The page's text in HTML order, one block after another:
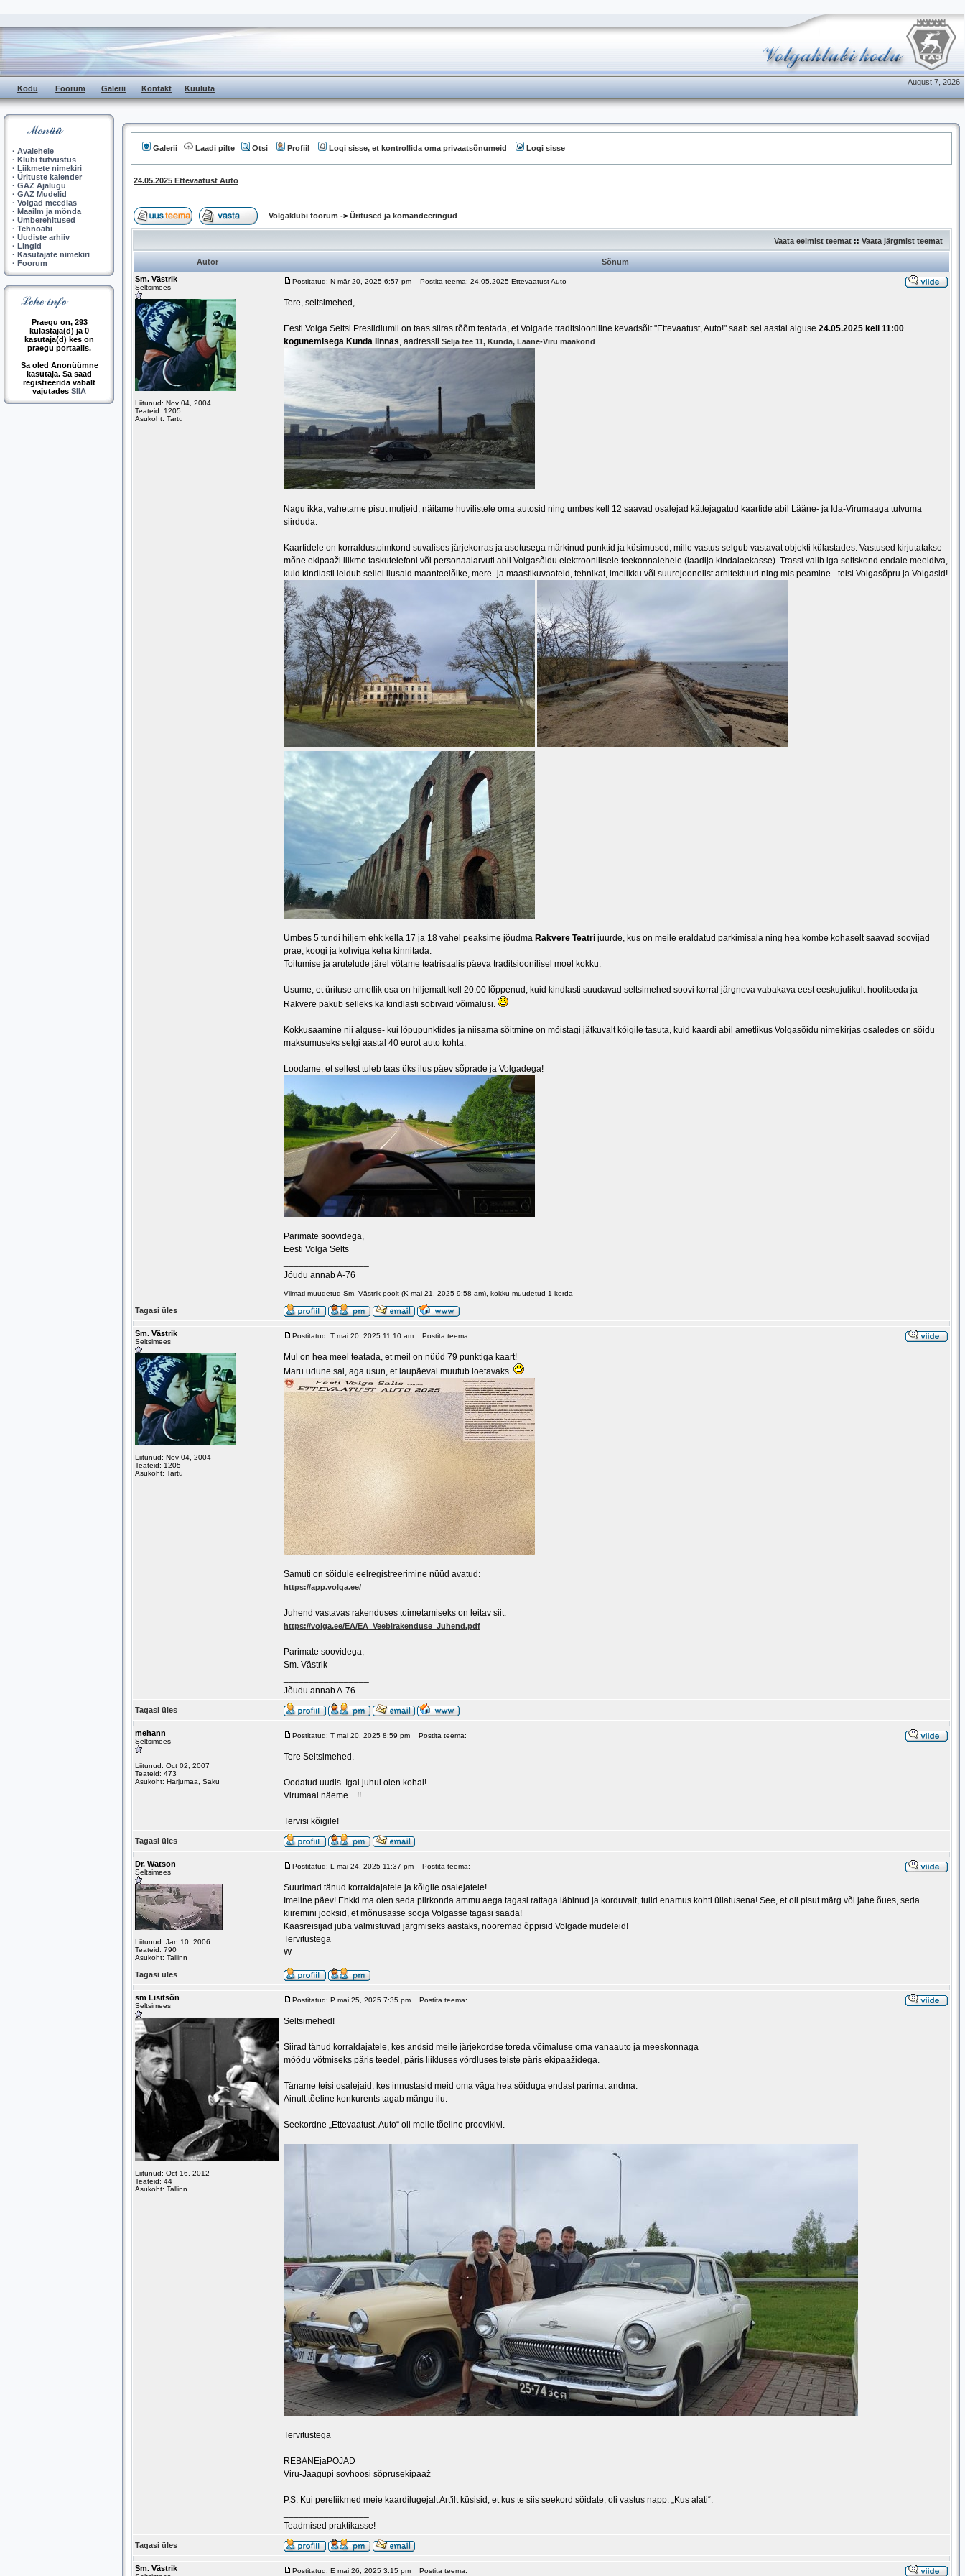
Kodu Foorum Galerii Kontakt Kuuluta
August 7, 2026
· Avalehele
· Klubi tutvustus
· Liikmete nimekiri
· Ürituste kalender
· GAZ Ajalugu
· GAZ Mudelid
· Volgad meedias
· Maailm ja mõnda
· Ümberehitused
· Tehnoabi
· Uudiste arhiiv
· Lingid
· Kasutajate nimekiri
· Foorum
Praegu on, 293
külastaja(d) ja 0
kasutaja(d) kes on
praegu portaalis.
Sa oled Anonüümne
kasutaja. Sa saad
registreerida vabalt
vajutades SIIA
Galerii Laadi pilte Otsi Profiil Logi sisse, et kontrollida oma privaatsõnumeid Logi sisse
24.05.2025 Ettevaatust Auto
Volgaklubi foorum -> Üritused ja komandeeringud
Vaata eelmist teemat :: Vaata järgmist teemat
Autor
Sõnum
Sm. Västrik
Seltsimees
Liitunud: Nov 04, 2004
Teateid: 1205
Asukoht: Tartu
Postitatud: N mär 20, 2025 6:57 pm Postita teema: 24.05.2025 Ettevaatust Auto
Tere, seltsimehed,
Eesti Volga Seltsi Presiidiumil on taas siiras rõõm teatada, et Volgade traditsiooniline kevadsõit "Ettevaatust, Auto!" saab sel aastal alguse 24.05.2025 kell 11:00
kogunemisega Kunda linnas, aadressil Selja tee 11, Kunda, Lääne-Viru maakond.
Nagu ikka, vahetame pisut muljeid, näitame huvilistele oma autosid ning umbes kell 12 saavad osalejad kättejagatud kaartide abil Lääne- ja Ida-Virumaaga tutvuma
siirduda.
Kaartidele on korraldustoimkond suvalises järjekorras ja asetusega märkinud punktid ja küsimused, mille vastus selgub vastavat objekti külastades. Vastused kirjutatakse
mõne ekipaaži liikme taskutelefoni või personaalarvuti abil Volgasõidu elektroonilisele teekonnalehele (laadija kindalaekasse). Trassi valib iga seltskond endale meeldiva,
kuid kindlasti leidub sellel ilusaid maanteelõike, mere- ja maastikuvaateid, tehnikat, imelikku või suurejoonelist arhitektuuri ning mis peamine - teisi Volgasõpru ja Volgasid!
Umbes 5 tundi hiljem ehk kella 17 ja 18 vahel peaksime jõudma Rakvere Teatri juurde, kus on meile eraldatud parkimisala ning hea kombe kohaselt saavad soovijad
prae, koogi ja kohviga keha kinnitada.
Toitumise ja arutelude järel võtame teatrisaalis päeva traditsioonilisel moel kokku.
Usume, et ürituse ametlik osa on hiljemalt kell 20:00 lõppenud, kuid kindlasti suudavad seltsimehed soovi korral järgneva vabakava eest eeskujulikult hoolitseda ja
Rakvere pakub selleks ka kindlasti sobivaid võimalusi.
Kokkusaamine nii alguse- kui lõpupunktides ja niisama sõitmine on mõistagi jätkuvalt kõigile tasuta, kuid kaardi abil ametlikus Volgasõidu nimekirjas osaledes on sõidu
maksumuseks selgi aastal 40 eurot auto kohta.
Loodame, et sellest tuleb taas üks ilus päev sõprade ja Volgadega!
Parimate soovidega,
Eesti Volga Selts
Jõudu annab A-76
Viimati muudetud Sm. Västrik poolt (K mai 21, 2025 9:58 am), kokku muudetud 1 korda
Tagasi üles
Sm. Västrik
Seltsimees
Liitunud: Nov 04, 2004
Teateid: 1205
Asukoht: Tartu
Postitatud: T mai 20, 2025 11:10 am Postita teema:
Mul on hea meel teatada, et meil on nüüd 79 punktiga kaart!
Maru udune sai, aga usun, et laupäeval muutub loetavaks.
Samuti on sõidule eelregistreerimine nüüd avatud:
https://app.volga.ee/
Juhend vastavas rakenduses toimetamiseks on leitav siit:
https://volga.ee/EA/EA_Veebirakenduse_Juhend.pdf
Parimate soovidega,
Sm. Västrik
Jõudu annab A-76
Tagasi üles
mehann
Seltsimees
Liitunud: Oct 02, 2007
Teateid: 473
Asukoht: Harjumaa, Saku
Postitatud: T mai 20, 2025 8:59 pm Postita teema:
Tere Seltsimehed.
Oodatud uudis. Igal juhul olen kohal!
Virumaal näeme ...!!
Tervisi kõigile!
Tagasi üles
Dr. Watson
Seltsimees
Liitunud: Jan 10, 2006
Teateid: 790
Asukoht: Tallinn
Postitatud: L mai 24, 2025 11:37 pm Postita teema:
Suurimad tänud korraldajatele ja kõigile osalejatele!
Imeline päev! Ehkki ma olen seda piirkonda ammu aega tagasi rattaga läbinud ja korduvalt, tulid enamus kohti üllatusena! See, et oli pisut märg või jahe õues, seda
kiiremini jooksid, et mõnusasse sooja Volgasse tagasi saada!
Kaasreisijad juba valmistuvad järgmiseks aastaks, nooremad õppisid Volgade mudeleid!
Tervitustega
W
Tagasi üles
sm Lisitsõn
Seltsimees
Liitunud: Oct 16, 2012
Teateid: 44
Asukoht: Tallinn
Postitatud: P mai 25, 2025 7:35 pm Postita teema:
Seltsimehed!
Siirad tänud korraldajatele, kes andsid meile järjekordse toreda võimaluse oma vanaauto ja meeskonnaga
mõõdu võtmiseks päris teedel, päris liikluses võrdluses teiste päris ekipaažidega.
Täname teisi osalejaid, kes innustasid meid oma väga hea sõiduga endast parimat andma.
Ainult tõeline konkurents tagab mängu ilu.
Seekordne „Ettevaatust, Auto“ oli meile tõeline proovikivi.
Tervitustega
REBANEjaPOJAD
Viru-Jaagupi sovhoosi sõprusekipaaž
P.S: Kui pereliikmed meie kaardilugejalt Art'ilt küsisid, et kus te siis seekord sõidate, oli vastus napp: „Kus alati“.
Teadmised praktikasse!
Tagasi üles
Sm. Västrik Postitatud: E mai 26, 2025 3:15 pm Postita teema: